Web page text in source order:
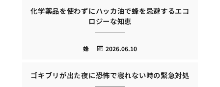
化学薬品を使わずにハッカ油で蜂を忌避するエコ
ロジーな知恵
2026.06.10
蜂
ゴキブリが出た夜に恐怖で寝れない時の緊急対処